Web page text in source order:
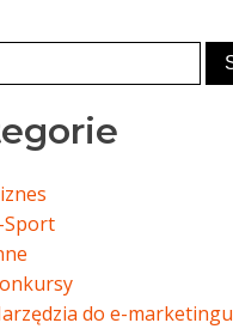
Sport
do e-marketingu